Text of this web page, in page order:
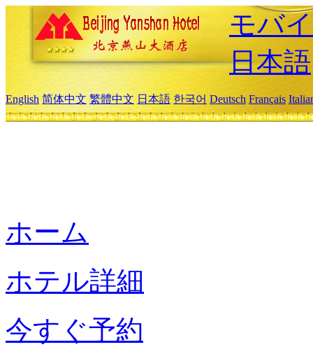
モバ
日本語
English 简体中文 繁體中文 日本語 한국어 Deutsch Français
ホーム
ホテル詳細
今すぐ予約